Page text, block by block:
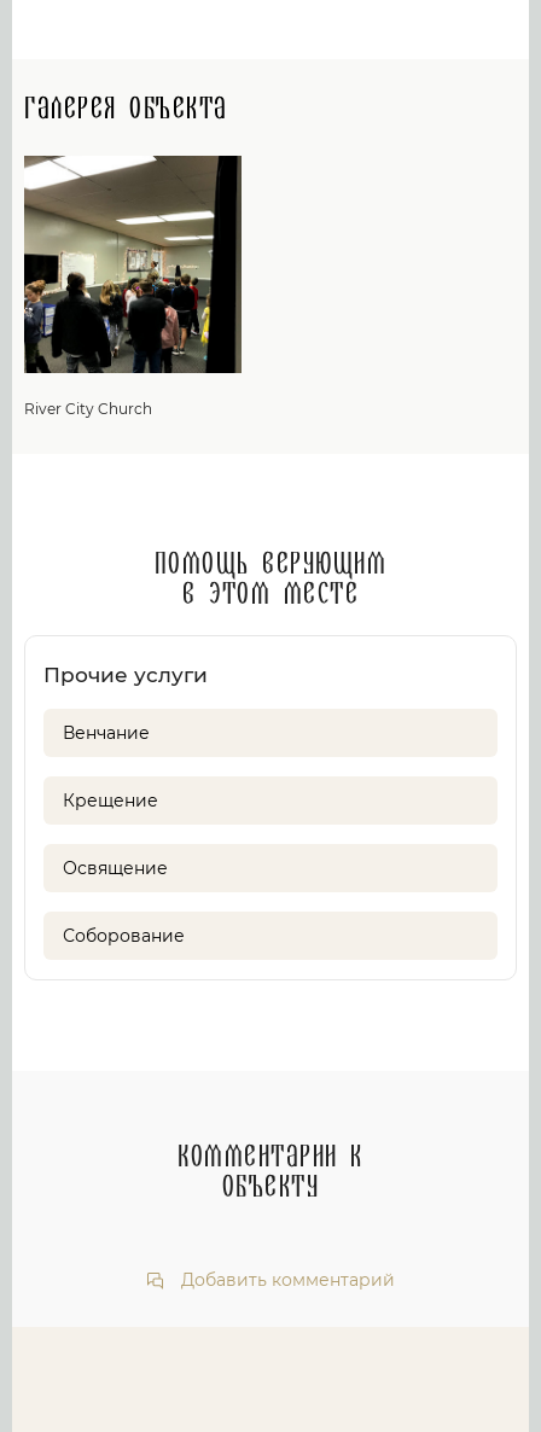
Галерея объекта
River City Church
Помощь верующим
в этом месте
Прочие услуги
Венчание
Крещение
Освящение
Соборование
Комментарии к
объекту
Добавить комментарий